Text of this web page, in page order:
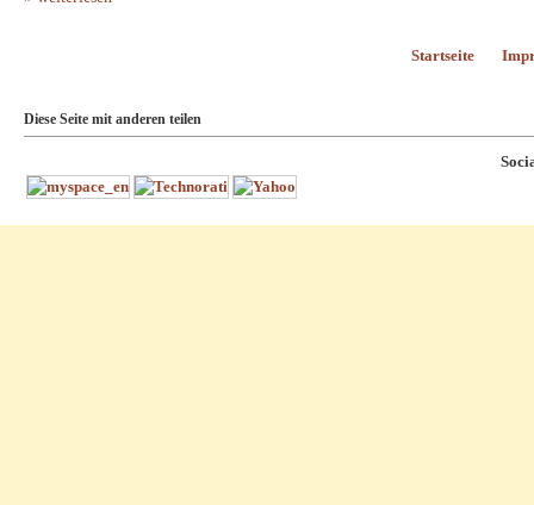
Startseite
Diese Seite mit anderen teilen